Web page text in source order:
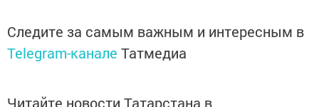
Следите за самым важным и интересным в
Telegram-канале Татмедиа
Читайте новости Татарстана в